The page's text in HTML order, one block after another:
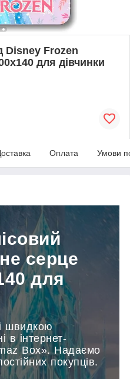
Disney Frozen
для дівчинки
Оплата Умови
серце
для
швидкою
в інтернет-
Box». Надаємо
покупців.